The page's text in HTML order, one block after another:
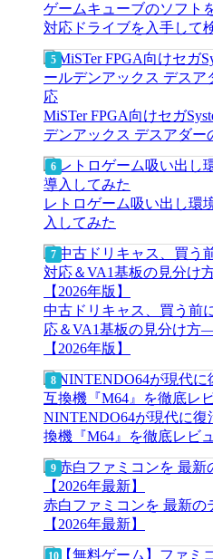
ゲームキューブのソフト
対応ドライブを入手して
MiSTer FPGA向けセガ
デンアックス デスアダ
レトロゲーム吸い出し環
入してみた
中古ドリキャス、買う
応＆VA1基板の見分け
【2026年版】
NINTENDO64が現代に復
換機『M64』を徹底レビ
赤白ファミコンを 最新の
【2026年最新】